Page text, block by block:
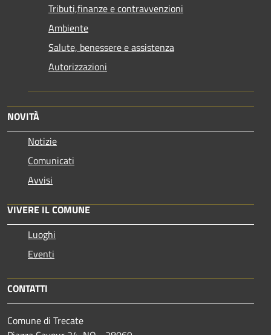
Tributi,finanze e contravvenzioni
Ambiente
Salute, benessere e assistenza
Autorizzazioni
NOVITÀ
Notizie
Comunicati
Avvisi
VIVERE IL COMUNE
Luoghi
Eventi
CONTATTI
Comune di Trecate